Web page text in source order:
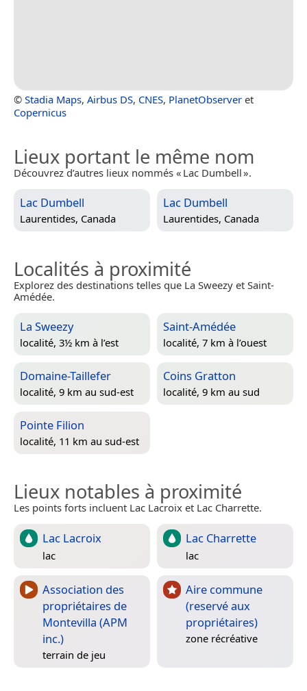
© Stadia Maps, Airbus DS, CNES, PlanetObserver et
Copernicus
Lieux portant le même nom
Découvrez d’autres lieux nommés « Lac Dumbell ».
Lac Dumbell
Laurentides, Canada
Lac Dumbell
Laurentides, Canada
Localités à proximité
Explorez des destinations telles que La Sweezy et Saint-
Amédée.
La Sweezy
localité, 3½ km à l’est
Saint-Amédée
localité, 7 km à l’ouest
Domaine-Taillefer
localité, 9 km au sud-est
Coins Gratton
localité, 9 km au sud
Pointe Filion
localité, 11 km au sud-est
Lieux notables à proximité
Les points forts incluent Lac Lacroix et Lac Charrette.
Lac Lacroix
lac
Lac Charrette
lac
Association des
propriétaires de
Montevilla (APM
inc.)
terrain de jeu
Aire commune
(reservé aux
propriétaires)
zone récréative